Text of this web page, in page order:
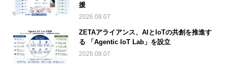
援
2026.08.07
ZETAアライアンス、AIとIoTの共創を推進す
る 「Agentic IoT Lab」を設立
2026.08.07